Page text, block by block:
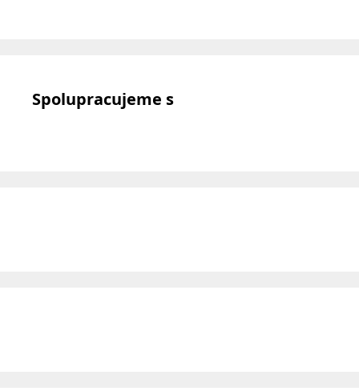
Spolupracujeme s